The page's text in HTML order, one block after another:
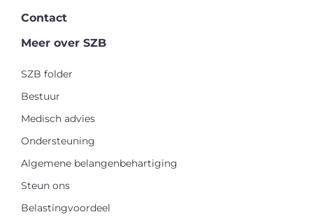
Contact
Meer over SZB
SZB folder
Bestuur
Medisch advies
Ondersteuning
Algemene belangenbehartiging
Steun ons
Belastingvoordeel